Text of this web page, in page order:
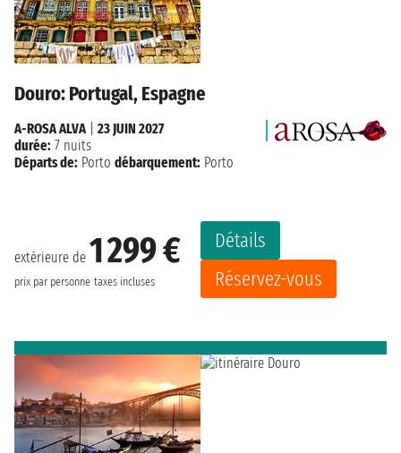
Douro: Portugal, Espagne
extérieure de 1 299 €
prix par personne taxes incluses
Détails
Réservez-vous
A-ROSA ALVA
23 JUIN 2027
durée: 7 nuits
Départs de: Porto débarquement: Porto